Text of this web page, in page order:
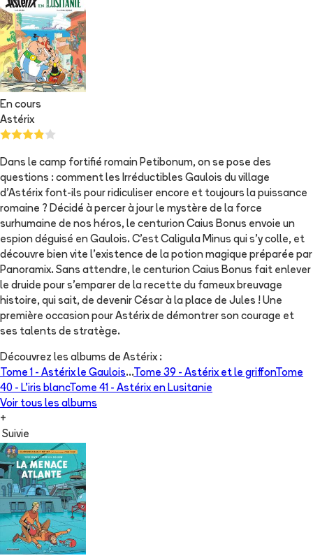
En cours
Astérix
Dans le camp fortifié romain Petibonum, on se pose des
questions : comment les Irréductibles Gaulois du village
d’Astérix font-ils pour ridiculiser encore et toujours la puissance
romaine ? Décidé à percer à jour le mystère de la force
surhumaine de nos héros, le centurion Caius Bonus envoie un
espion déguisé en Gaulois. C’est Caligula Minus qui s’y colle, et
découvre bien vite l’existence de la potion magique préparée par
Panoramix. Sans attendre, le centurion Caius Bonus fait enlever
le druide pour s’emparer de la recette du fameux breuvage
histoire, qui sait, de devenir César à la place de Jules ! Une
première occasion pour Astérix de démontrer son courage et
ses talents de stratège.
Découvrez les albums de Astérix :
Tome 1 - Astérix le Gaulois...Tome 39 - Astérix et le griffonTome
40 - L'iris blancTome 41 - Astérix en Lusitanie
Voir tous les albums
+
Suivie